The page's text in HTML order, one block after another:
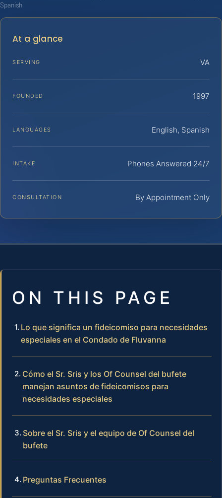
Spanish
At a glance
SERVING VA
FOUNDED 1997
LANGUAGES English, Spanish
INTAKE Phones Answered 24/7
CONSULTATION By Appointment Only
ON THIS PAGE
Lo que significa un fideicomiso para necesidades
especiales en el Condado de Fluvanna
Cómo el Sr. Sris y los Of Counsel del bufete
manejan asuntos de fideicomisos para
necesidades especiales
Sobre el Sr. Sris y el equipo de Of Counsel del
bufete
Preguntas Frecuentes